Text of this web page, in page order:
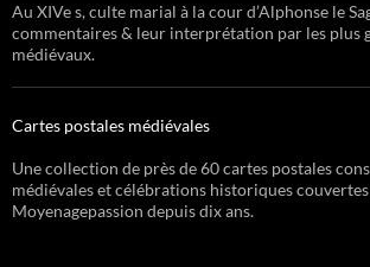
Au XIVe s, culte marial à la cour d’Alphonse le
commentaires & leur interprétation par les plus
médiévaux.
Cartes postales médiévales
Une collection de près de 60 cartes postales
médiévales et célébrations historiques
Moyenagepassion depuis dix ans.